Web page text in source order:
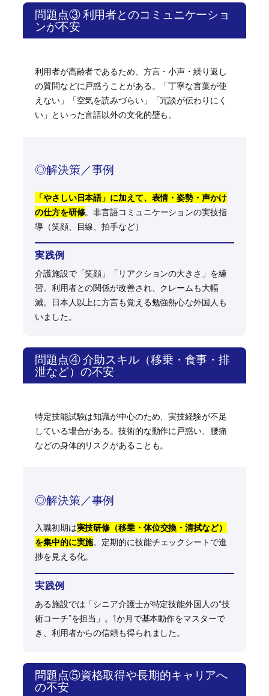
問題点③ 利用者とのコミュニケーショ
ンが不安
利用者が高齢者であるため、方言・小声・繰り返し
の質問などに戸惑うことがある。「丁寧な言葉が使
えない」「空気を読みづらい」「冗談が伝わりにく
い」といった言語以外の文化的壁も。
◎解決策／事例
「やさしい日本語」に加えて、表情・姿勢・声かけ
の仕方を研修。非言語コミュニケーションの実技指
導（笑顔、目線、拍手など）
実践例
介護施設で「笑顔」「リアクションの大きさ」を練
習。利用者との関係が改善され、クレームも大幅
減。日本人以上に方言も覚える勉強熱心な外国人も
いました。
問題点④ 介助スキル（移乗・食事・排
泄など）の不安
特定技能試験は知識が中心のため、実技経験が不足
している場合がある。技術的な動作に戸惑い、腰痛
などの身体的リスクがあることも。
◎解決策／事例
入職初期は実技研修（移乗・体位交換・清拭など）
を集中的に実施。定期的に技能チェックシートで進
捗を見える化。
実践例
ある施設では「シニア介護士が特定技能外国人の“技
術コーチ”を担当」。1か月で基本動作をマスターで
き、利用者からの信頼も得られました。
問題点⑤資格取得や長期的キャリアへ
の不安